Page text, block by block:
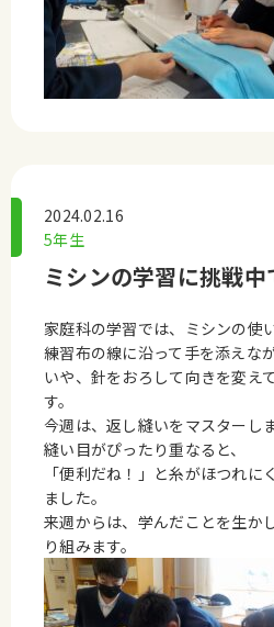
2024.02.16
5年生
ミシンの学習に挑戦中
家庭科の学習では、ミシンの使
練習布の線に沿って手を添えな
いや、針をおろして向きを変え
す。
今週は、返し縫いをマスターし
縫い目がぴったり重なると、
「便利だね！」と糸がほつれ
ました。
来週からは、学んだことを生か
り組みます。